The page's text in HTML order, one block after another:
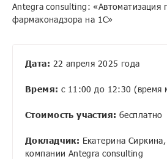
Antegra consulting: «Автоматизация
фармаконадзора на 1С»
Дата: 22 апреля 2025 года
Время: с 11:00 до 12:30 (время
Стоимость участия: бесплатно
Докладчик: Екатерина
компании Antegra consulting